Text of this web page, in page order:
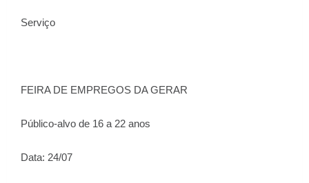
Serviço
FEIRA DE EMPREGOS DA GERAR
Público-alvo de 16 a 22 anos
Data: 24/07